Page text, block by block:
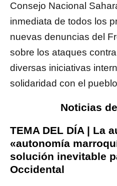
Consejo Nacional
inmediata de todos los
nuevas denuncias del
sobre los ataques
diversas iniciativas
solidaridad con el
Noticias
TEMA DEL DÍA | La
«autonomía
solución inevitable
Occidental